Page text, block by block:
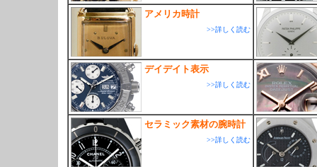
アメリカ時計
>>詳しく読む
デイデイト表示
>>詳しく読む
セラミック素材の腕時計
>>詳しく読む